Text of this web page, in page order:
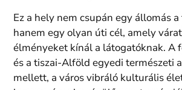
Ez a hely nem csupán egy állomás
hanem egy olyan úti cél, amely
élményeket kínál a látogatóknak. A
és a tiszai-Alföld egyedi természeti
mellett, a város vibráló kulturális